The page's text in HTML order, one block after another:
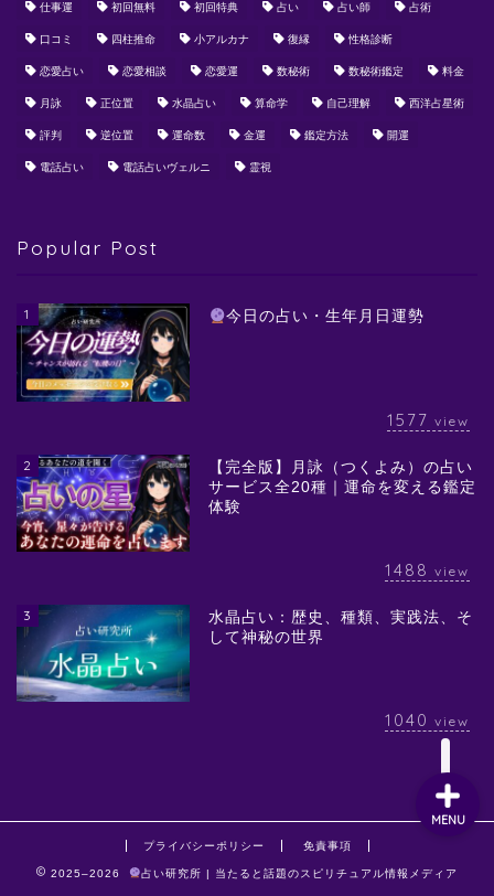
仕事運 初回無料 初回特典 占い 占い師 占術
口コミ 四柱推命 小アルカナ 復縁 性格診断
恋愛占い 恋愛相談 恋愛運 数秘術 数秘術鑑定 料金
月詠 正位置 水晶占い 算命学 自己理解 西洋占星術
評判 逆位置 運命数 金運 鑑定方法 開運
電話占い 電話占いヴェルニ 霊視
Popular Post
1 今日の占い・生年月日運勢
1577 view
2
【完全版】月詠（つくよみ）の占い
サービス全20種｜運命を変える鑑定
体験
1488 view
3
水晶占い：歴史、種類、実践法、そ
して神秘の世界
1040 view
プライバシーポリシー 免責事項
2025–2026 占い研究所 | 当たると話題のスピリチュアル情報メディア
MENU